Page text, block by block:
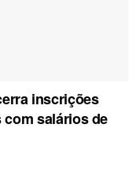
inscrições
com salários de